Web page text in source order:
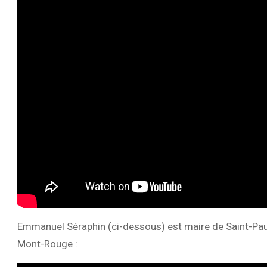
Emmanuel Séraphin (ci-dessous) est maire de Saint-
Mont-Rouge :